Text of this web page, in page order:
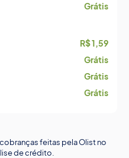
Grátis
R$ 1,59
Grátis
Grátis
Grátis
feitas pela Olist no
de crédito.